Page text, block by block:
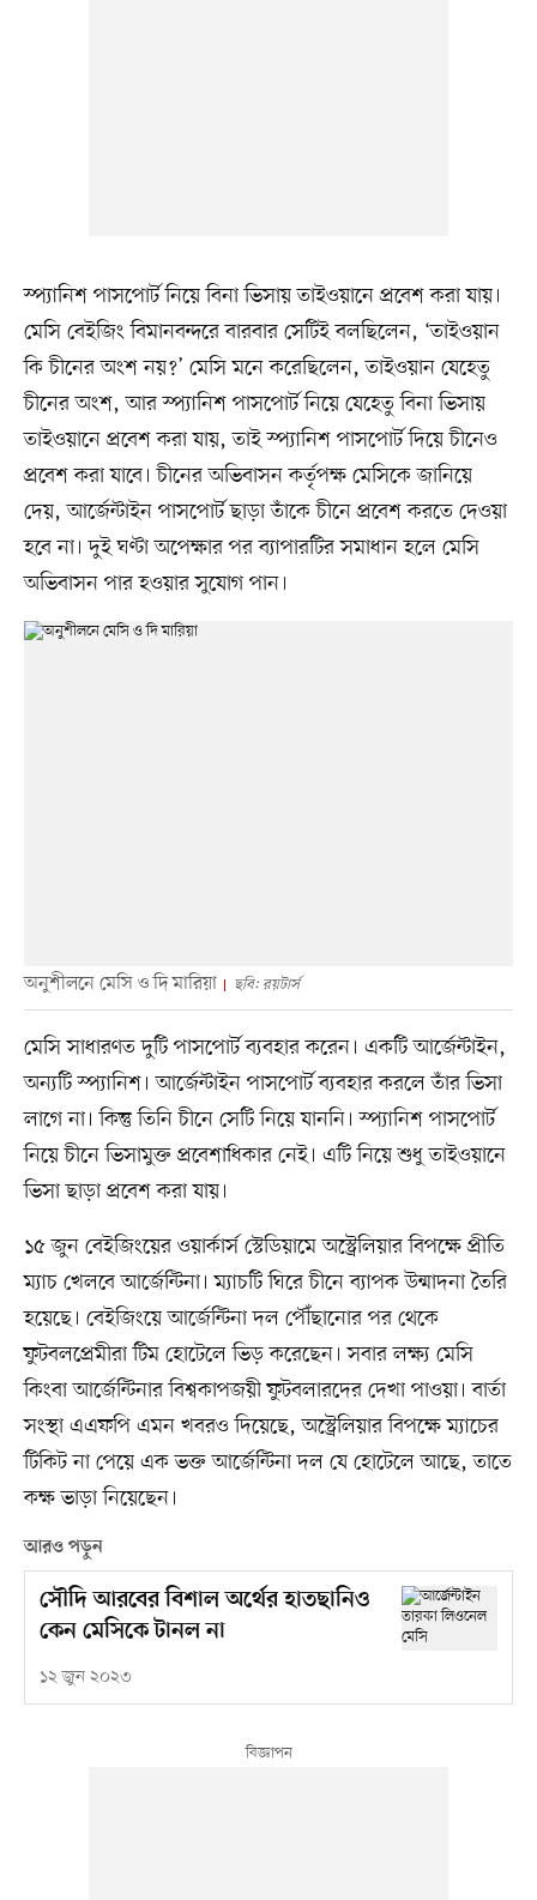
স্প্যানিশ পাসপোর্ট নিয়ে বিনা ভিসায় তাইওয়ানে প্রবেশ করা যায়।
মেসি বেইজিং বিমানবন্দরে বারবার সেটিই বলছিলেন, ‘তাইওয়ান
কি চীনের অংশ নয়?’ মেসি মনে করেছিলেন, তাইওয়ান যেহেতু
চীনের অংশ, আর স্প্যানিশ পাসপোর্ট নিয়ে যেহেতু বিনা ভিসায়
তাইওয়ানে প্রবেশ করা যায়, তাই স্প্যানিশ পাসপোর্ট দিয়ে চীনেও
প্রবেশ করা যাবে। চীনের অভিবাসন কর্তৃপক্ষ মেসিকে জানিয়ে
দেয়, আর্জেন্টাইন পাসপোর্ট ছাড়া তাঁকে চীনে প্রবেশ করতে দেওয়া
হবে না। দুই ঘণ্টা অপেক্ষার পর ব্যাপারটির সমাধান হলে মেসি
অভিবাসন পার হওয়ার সুযোগ পান।
অনুশীলনে মেসি ও দি মারিয়া ছবি: রয়টার্স
মেসি সাধারণত দুটি পাসপোর্ট ব্যবহার করেন। একটি আর্জেন্টাইন,
অন্যটি স্প্যানিশ। আর্জেন্টাইন পাসপোর্ট ব্যবহার করলে তাঁর ভিসা
লাগে না। কিন্তু তিনি চীনে সেটি নিয়ে যাননি। স্প্যানিশ পাসপোর্ট
নিয়ে চীনে ভিসামুক্ত প্রবেশাধিকার নেই। এটি নিয়ে শুধু তাইওয়ানে
ভিসা ছাড়া প্রবেশ করা যায়।
১৫ জুন বেইজিংয়ের ওয়ার্কার্স স্টেডিয়ামে অস্ট্রেলিয়ার বিপক্ষে প্রীতি
ম্যাচ খেলবে আর্জেন্টিনা। ম্যাচটি ঘিরে চীনে ব্যাপক উন্মাদনা তৈরি
হয়েছে। বেইজিংয়ে আর্জেন্টিনা দল পৌঁছানোর পর থেকে
ফুটবলপ্রেমীরা টিম হোটেলে ভিড় করেছেন। সবার লক্ষ্য মেসি
কিংবা আর্জেন্টিনার বিশ্বকাপজয়ী ফুটবলারদের দেখা পাওয়া। বার্তা
সংস্থা এএফপি এমন খবরও দিয়েছে, অস্ট্রেলিয়ার বিপক্ষে ম্যাচের
টিকিট না পেয়ে এক ভক্ত আর্জেন্টিনা দল যে হোটেলে আছে, তাতে
কক্ষ ভাড়া নিয়েছেন।
আরও পড়ুন
সৌদি আরবের বিশাল অর্থের হাতছানিও
কেন মেসিকে টানল না
১২ জুন ২০২৩